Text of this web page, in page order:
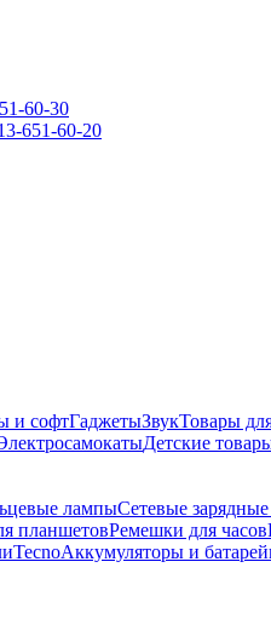
60-30
651-60-20
и софтГаджетыЗвукТовары
Детские
лампыСетевые зарядные
планшетовРемешки для часов
TecnoАккумуляторы и